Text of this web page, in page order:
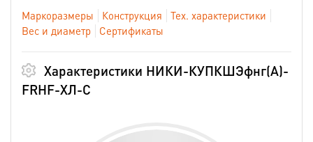
Маркоразмеры
Конструкция
Тех. характеристики
Вес и диаметр
Сертификаты
Характеристики НИКИ-КУПКШЭфнг(А)-
FRHF-ХЛ-С